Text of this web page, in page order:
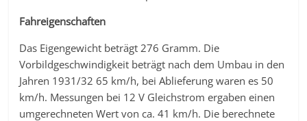
Fahreigenschaften
Das Eigengewicht beträgt 276 Gramm. Die
Vorbildgeschwindigkeit beträgt nach dem Umbau in den
Jahren 1931/32 65 km/h, bei Ablieferung waren es 50
km/h. Messungen bei 12 V Gleichstrom ergaben einen
umgerechneten Wert von ca. 41 km/h. Die berechnete